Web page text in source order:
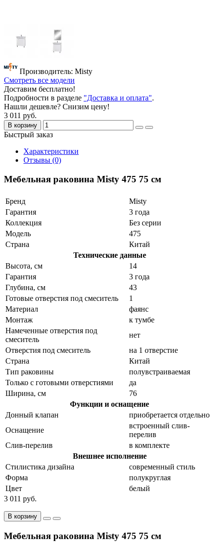
Производитель: Misty
Смотреть все модели
Доставим бесплатно!
Подробности в разделе "Доставка и оплата".
Нашли дешевле? Снизим цену!
3 011 руб.
В корзину
Быстрый заказ
Характеристики
Отзывы (0)
Мебельная раковина Misty 475 75 см
Бренд
Misty
Гарантия
3 года
Коллекция
Без серии
Модель
475
Страна
Китай
Технические данные
Высота, см
14
Гарантия
3 года
Глубина, см
43
Готовые отверстия под смеситель
1
Материал
фаянс
Монтаж
к тумбе
Намеченные отверстия под
смеситель
нет
Отверстия под смеситель
на 1 отверстие
Страна
Китай
Тип раковины
полувстраиваемая
Только с готовыми отверстиями
да
Ширина, см
76
Функции и оснащение
Донный клапан
приобретается отдельно
Оснащение
встроенный слив-
перелив
Слив-перелив
в комплекте
Внешнее исполнение
Стилистика дизайна
современный стиль
Форма
полукруглая
Цвет
белый
3 011 руб.
В корзину
Мебельная раковина Misty 475 75 см